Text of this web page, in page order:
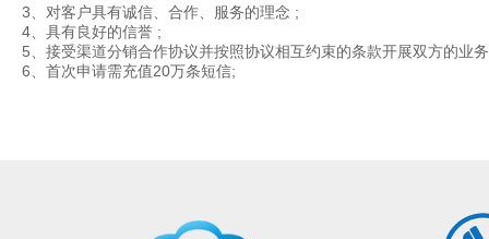
3、对客户具有诚信、合作、服务的理念 ;
4、具有良好的信誉 ;
5、接受渠道分销合作协议并按照协议相互约束的条款开展双方的业